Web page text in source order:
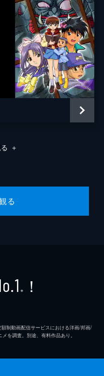
＋
る
※ ！
制動画配信サービスにおける洋画/邦画/
を調査。別途、有料作品あり。